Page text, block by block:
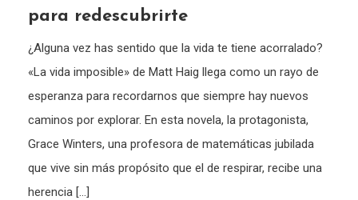
para redescubrirte
¿Alguna vez has sentido que la vida te tiene acorralado?
«La vida imposible» de Matt Haig llega como un rayo de
esperanza para recordarnos que siempre hay nuevos
caminos por explorar. En esta novela, la protagonista,
Grace Winters, una profesora de matemáticas jubilada
que vive sin más propósito que el de respirar, recibe una
herencia […]